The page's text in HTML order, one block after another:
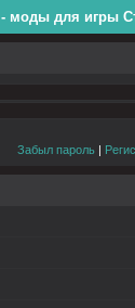
моды для игры
Забыл пароль |